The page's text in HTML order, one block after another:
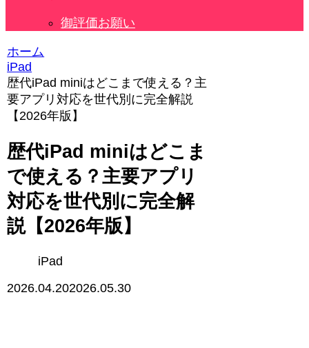
御評価お願い
ホーム
iPad
歴代iPad miniはどこまで使える？主
要アプリ対応を世代別に完全解説
【2026年版】
歴代iPad miniはどこま
で使える？主要アプリ
対応を世代別に完全解
説【2026年版】
iPad
2026.04.202026.05.30